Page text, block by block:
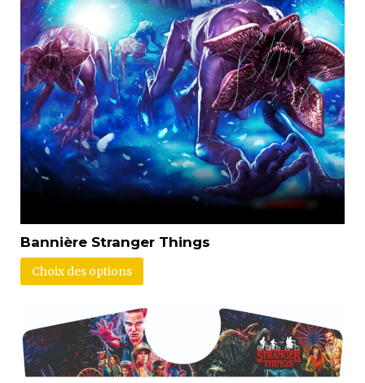
Bannière Stranger Things
Choix des options